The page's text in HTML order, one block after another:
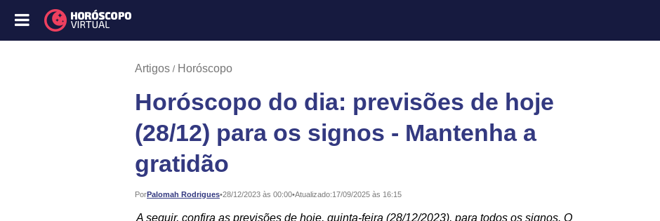
Artigos Horóscopo
Horóscopo do dia: previsões de hoje
(28/12) para os signos - Mantenha a
gratidão
PorPalomah Rodrigues•
Publicado: 28/12/2023 às 00:00•Atualizado:17/09/2025 às 16:15
A seguir, confira as previsões de hoje, quinta-feira (28/12/2023), para todos os signos. O